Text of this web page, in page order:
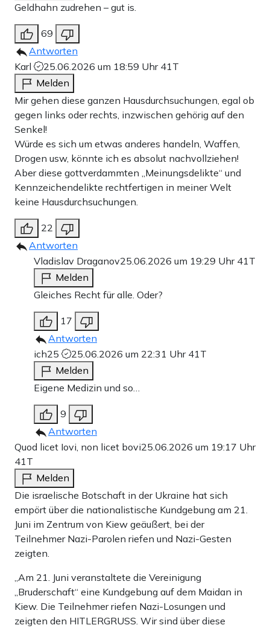
Geldhahn zudrehen – gut is.
69
Antworten
Karl
25.06.2026 um 18:59 Uhr 41T
Melden
Mir gehen diese ganzen Hausdurchsuchungen, egal ob
gegen links oder rechts, inzwischen gehörig auf den
Senkel!
Würde es sich um etwas anderes handeln, Waffen,
Drogen usw, könnte ich es absolut nachvollziehen!
Aber diese gottverdammten „Meinungsdelikte“ und
Kennzeichendelikte rechtfertigen in meiner Welt
keine Hausdurchsuchungen.
22
Antworten
Vladislav Draganov25.06.2026 um 19:29 Uhr 41T
Melden
Gleiches Recht für alle. Oder?
17
Antworten
ich25
25.06.2026 um 22:31 Uhr 41T
Melden
Eigene Medizin und so…
9
Antworten
Quod licet Iovi, non licet bovi25.06.2026 um 19:17 Uhr
41T
Melden
Die israelische Botschaft in der Ukraine hat sich
empört über die nationalistische Kundgebung am 21.
Juni im Zentrum von Kiew geäußert, bei der
Teilnehmer Nazi-Parolen riefen und Nazi-Gesten
zeigten.
„Am 21. Juni veranstaltete die Vereinigung
„Bruderschaft“ eine Kundgebung auf dem Maidan in
Kiew. Die Teilnehmer riefen Nazi-Losungen und
zeigten den HITLERGRUSS. Wir sind über diese